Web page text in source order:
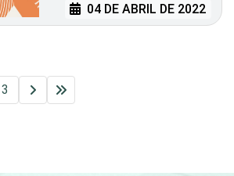
04 DE ABRIL DE 2022
3